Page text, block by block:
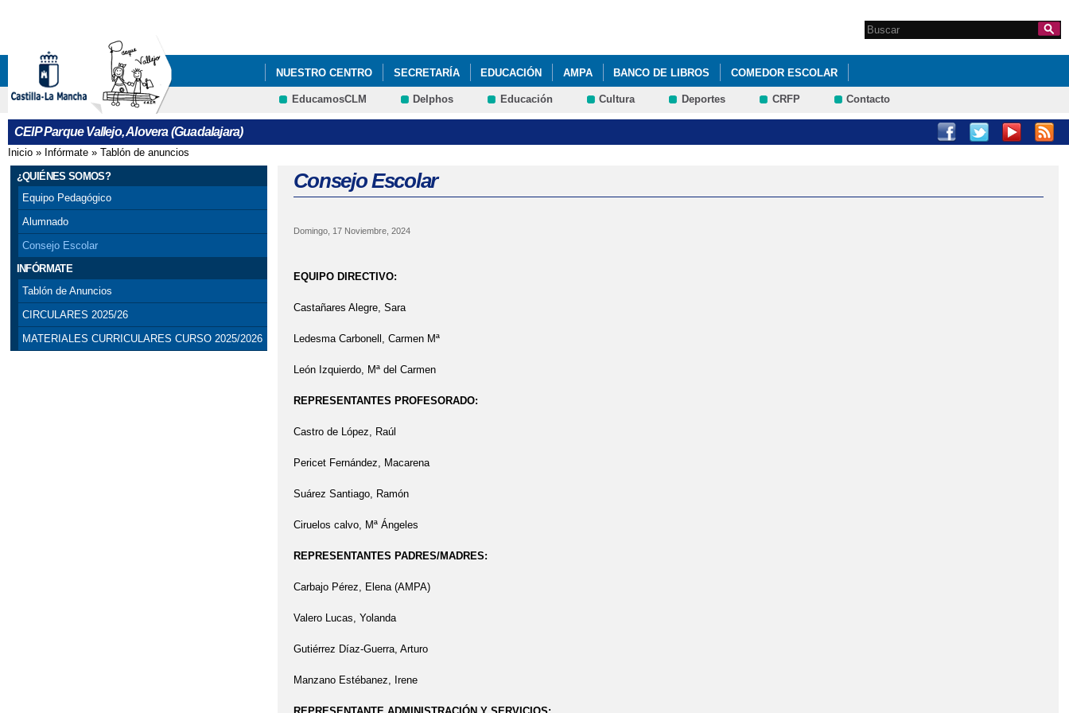
Formulario de
Search this site
NUESTRO CENTRO SECRETARÍA EDUCACIÓN AMPA BANCO DE LIBROS COMEDOR ESCOLAR
EducamosCLM Delphos Educación Cultura Deportes CRFP Contacto
CEIP Parque Vallejo, Alovera (Guadalajara)
Se encuentra usted aquí
Inicio » Infórmate » Tablón de anuncios
¿QUIÉNES SOMOS?
Equipo Pedagógico
Alumnado
Consejo Escolar
INFÓRMATE
Tablón de Anuncios
CIRCULARES 2025/26
MATERIALES CURRICULARES CURSO 2025/2026
Consejo Escolar
Domingo, 17 Noviembre, 2024
EQUIPO DIRECTIVO:
Castañares Alegre, Sara
Ledesma Carbonell, Carmen Mª
León Izquierdo, Mª del Carmen
REPRESENTANTES PROFESORADO:
Castro de López, Raúl
Pericet Fernández, Macarena
Suárez Santiago, Ramón
Ciruelos calvo, Mª Ángeles
REPRESENTANTES PADRES/MADRES:
Carbajo Pérez, Elena (AMPA)
Valero Lucas, Yolanda
Gutiérrez Díaz-Guerra, Arturo
Manzano Estébanez, Irene